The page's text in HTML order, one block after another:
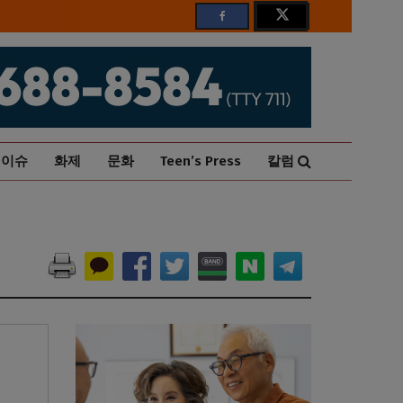
이슈 화제 문화 Teen’s Press 칼럼